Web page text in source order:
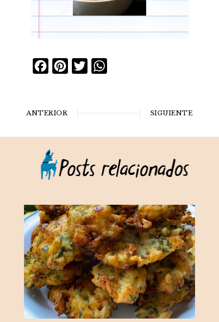
Facebook
Pinterest
Twitter
WhatsApp
ANTERIOR SIGUIENTE